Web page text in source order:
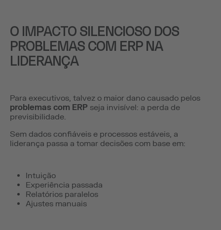
O IMPACTO SILENCIOSO DOS
PROBLEMAS COM ERP NA
LIDERANÇA
Para executivos, talvez o maior dano causado pelos
problemas com ERP seja invisível: a perda de
previsibilidade.
Sem dados confiáveis e processos estáveis, a
liderança passa a tomar decisões com base em:
Intuição
Experiência passada
Relatórios paralelos
Ajustes manuais